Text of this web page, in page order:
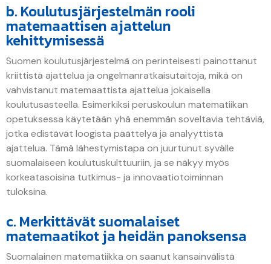
b. Koulutusjärjestelmän rooli
matemaattisen ajattelun
kehittymisessä
Suomen koulutusjärjestelmä on perinteisesti painottanut
kriittistä ajattelua ja ongelmanratkaisutaitoja, mikä on
vahvistanut matemaattista ajattelua jokaisella
koulutusasteella. Esimerkiksi peruskoulun matematiikan
opetuksessa käytetään yhä enemmän soveltavia tehtäviä,
jotka edistävät loogista päättelyä ja analyyttistä
ajattelua. Tämä lähestymistapa on juurtunut syvälle
suomalaiseen koulutuskulttuuriin, ja se näkyy myös
korkeatasoisina tutkimus- ja innovaatiotoiminnan
tuloksina.
c. Merkittävät suomalaiset
matemaatikot ja heidän panoksensa
Suomalainen matematiikka on saanut kansainvälistä